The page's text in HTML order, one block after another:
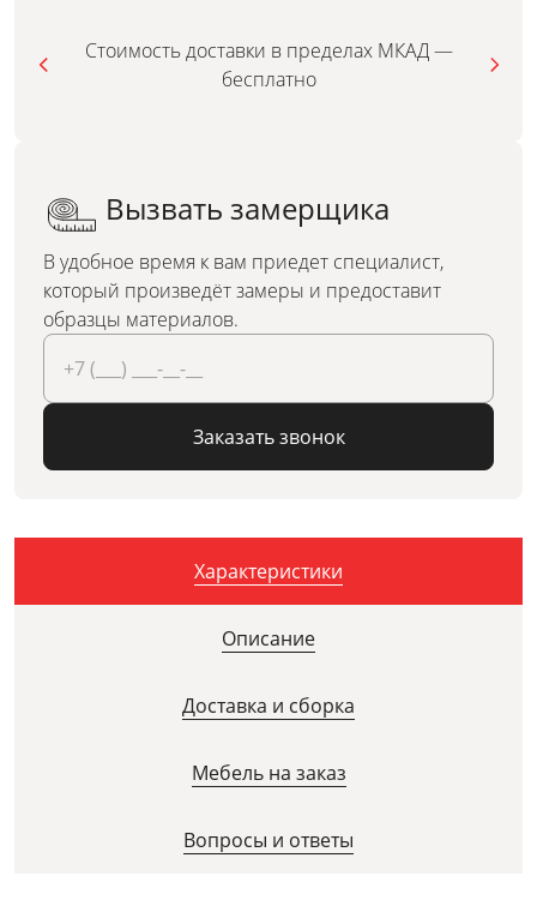
Стоимость доставки в пределах МКАД —
бесплатно
Вызвать замерщика
В удобное время к вам приедет специалист,
который произведёт замеры и предоставит
образцы материалов.
Заказать звонок
Характеристики
Описание
Доставка и сборка
Мебель на заказ
Вопросы и ответы